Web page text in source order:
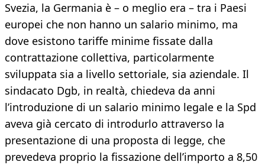
Svezia, la Germania è – o meglio era – tra i Paesi
europei che non hanno un salario minimo, ma
dove esistono tariffe minime fissate dalla
contrattazione collettiva, particolarmente
sviluppata sia a livello settoriale, sia aziendale. Il
sindacato Dgb, in realtà, chiedeva da anni
l’introduzione di un salario minimo legale e la Spd
aveva già cercato di introdurlo attraverso la
presentazione di una proposta di legge, che
prevedeva proprio la fissazione dell’importo a 8,50